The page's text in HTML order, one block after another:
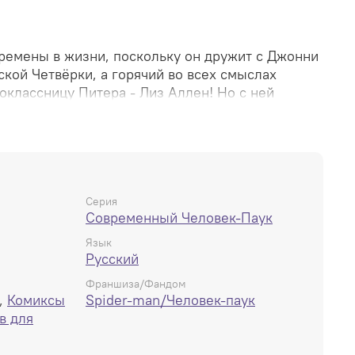
в жизни, поскольку он дружит с Джонни
Четвёрки, а горячий во всех смыслах
Питера - Лиз Аллен! Но с ней
что скажется на всех учениках Мидтаунской
девушку Питера - Китти Прайд! А
стая способны переломить ситуацию!
или у них более зловещие мотивы? В
"Современный Человек-Паук #118-128" и
Ежегодник #3".
Серия
Современный Человек-Паук
Язык
Русский
, Комиксы
для
Франшиза/Фандом
Spider-man/Человек-паук